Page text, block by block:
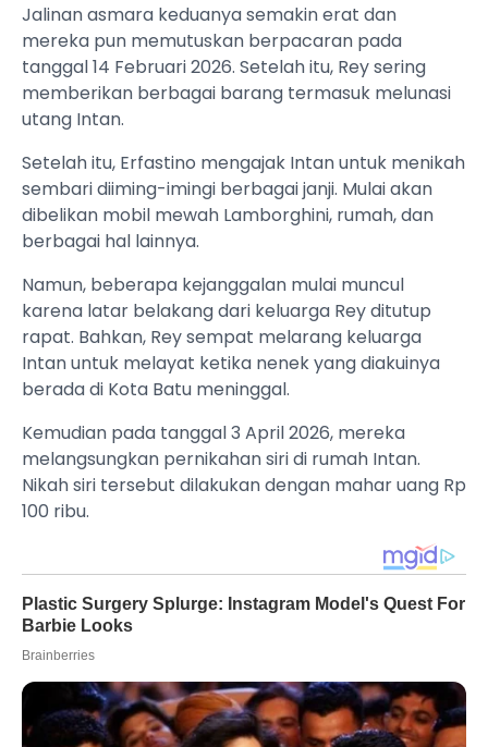
Jalinan asmara keduanya semakin erat dan
mereka pun memutuskan berpacaran pada
tanggal 14 Februari 2026. Setelah itu, Rey sering
memberikan berbagai barang termasuk melunasi
utang Intan.
Setelah itu, Erfastino mengajak Intan untuk menikah
sembari diiming-imingi berbagai janji. Mulai akan
dibelikan mobil mewah Lamborghini, rumah, dan
berbagai hal lainnya.
Namun, beberapa kejanggalan mulai muncul
karena latar belakang dari keluarga Rey ditutup
rapat. Bahkan, Rey sempat melarang keluarga
Intan untuk melayat ketika nenek yang diakuinya
berada di Kota Batu meninggal.
Kemudian pada tanggal 3 April 2026, mereka
melangsungkan pernikahan siri di rumah Intan.
Nikah siri tersebut dilakukan dengan mahar uang Rp
100 ribu.